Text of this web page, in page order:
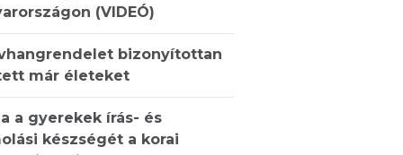
(VIDEÓ)
bizonyítottan
már életeket
a gyerekek írás- és
készségét a korai